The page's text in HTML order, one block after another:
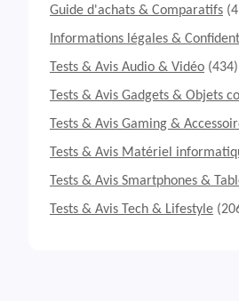
Guide d'achats & Comparatifs
Informations légales &
Tests & Avis Audio & Vidéo (434)
Tests & Avis Gadgets & Objets
Tests & Avis Gaming &
Tests & Avis Matériel
Tests & Avis Smartphones &
Tests & Avis Tech & Lifestyle